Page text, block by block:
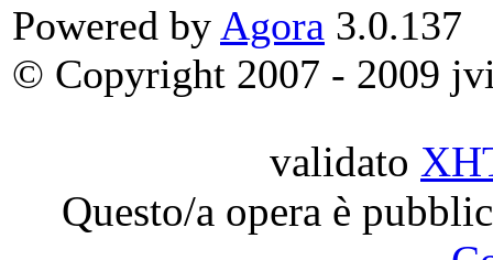
Powered by Agora 3.0.137
© Copyright 2007 - 2009
validato
Questo/a opera è